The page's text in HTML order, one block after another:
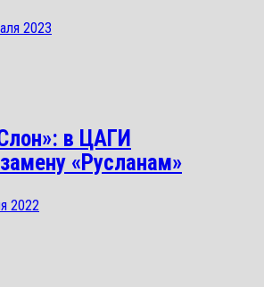
2023
в ЦАГИ
«Русланам»
2022